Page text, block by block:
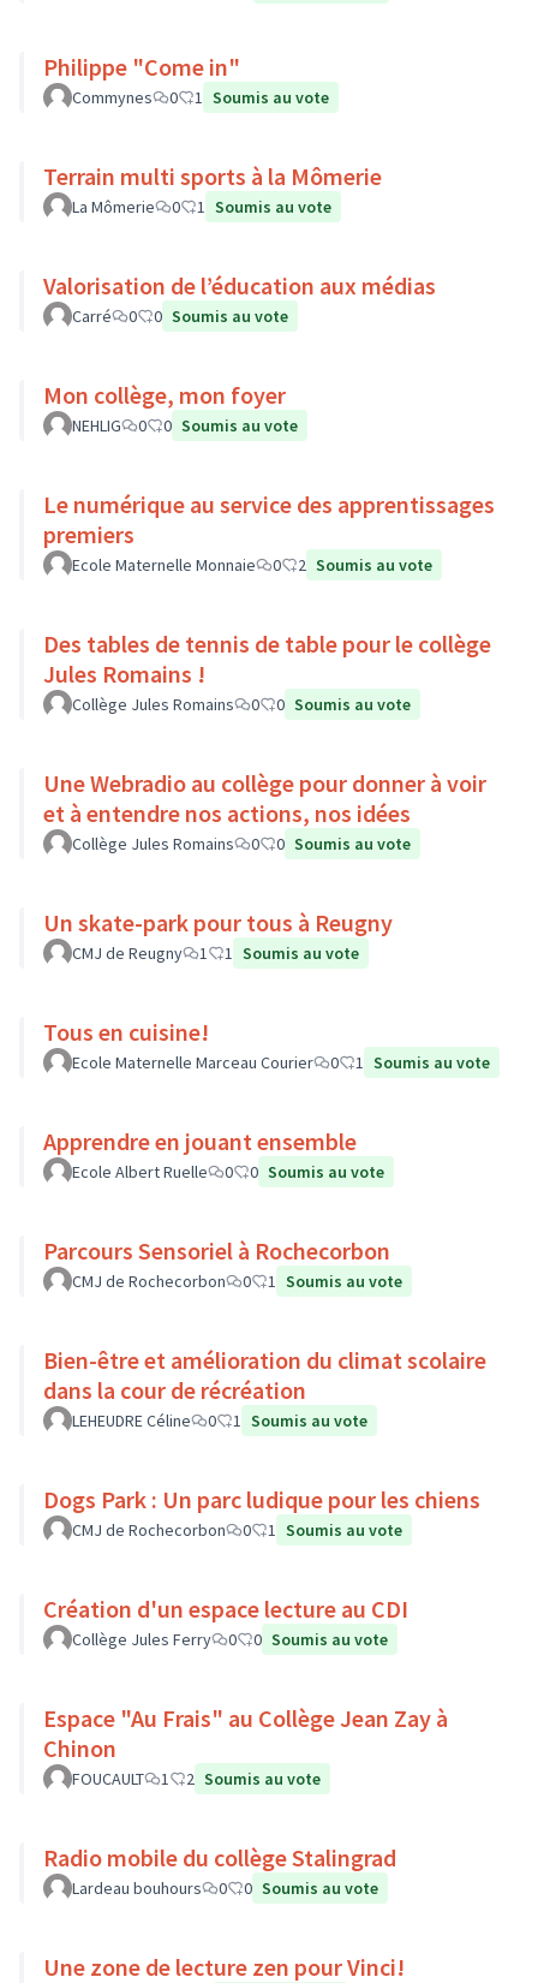
Philippe "Come in"
Commynes 0 1 Soumis au vote
Terrain multi sports à la Mômerie
La Mômerie 0 1 Soumis au vote
Valorisation de l’éducation aux médias
Carré 0 0 Soumis au vote
Mon collège, mon foyer
NEHLIG 0 0 Soumis au vote
Le numérique au service des apprentissages
premiers
Ecole Maternelle Monnaie 0 2 Soumis au vote
Des tables de tennis de table pour le collège
Jules Romains !
Collège Jules Romains 0 0 Soumis au vote
Une Webradio au collège pour donner à voir
et à entendre nos actions, nos idées
Collège Jules Romains 0 0 Soumis au vote
Un skate-park pour tous à Reugny
CMJ de Reugny 1 1 Soumis au vote
Tous en cuisine!
Ecole Maternelle Marceau Courier 0 1 Soumis au vote
Apprendre en jouant ensemble
Ecole Albert Ruelle 0 0 Soumis au vote
Parcours Sensoriel à Rochecorbon
CMJ de Rochecorbon 0 1 Soumis au vote
Bien-être et amélioration du climat scolaire
dans la cour de récréation
LEHEUDRE Céline 0 1 Soumis au vote
Dogs Park : Un parc ludique pour les chiens
CMJ de Rochecorbon 0 1 Soumis au vote
Création d'un espace lecture au CDI
Collège Jules Ferry 0 0 Soumis au vote
Espace "Au Frais" au Collège Jean Zay à
Chinon
FOUCAULT 1 2 Soumis au vote
Radio mobile du collège Stalingrad
Lardeau bouhours 0 0 Soumis au vote
Une zone de lecture zen pour Vinci!